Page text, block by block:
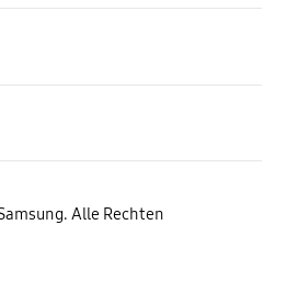
Alle Rechten